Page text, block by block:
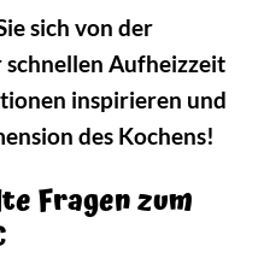
sich von der
schnellen Aufheizzeit
inspirieren und
des Kochens!
Fragen zum